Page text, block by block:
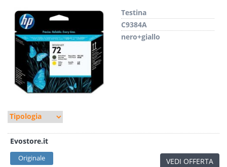
Testina
C9384A
nero+giallo
Evostore.it
Originale VEDI OFFERTA